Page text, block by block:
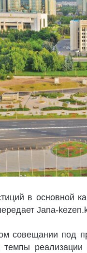
в основной
Jana-
совещании под
темпы